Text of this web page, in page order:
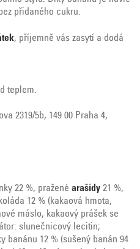
přidaného cukru.
, příjemně vás zasytí a dodá
teplem.
2319/5b, 149 00 Praha 4,
22 %, pražené arašídy 21 %,
12 % (kakaová hmota,
máslo, kakaový prášek se
slunečnicový lecitin;
banánu 12 % (sušený banán 94